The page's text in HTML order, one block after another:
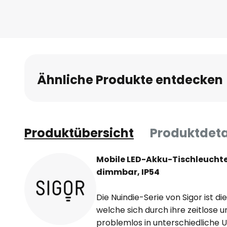
Ähnliche Produkte entdecken
Produktübersicht
Mobile LED-Akku-
dimmbar, IP54
Die Nuindie-Serie von Sigor ist
welche sich durch ihre zeitlose
problemlos in unterschiedliche